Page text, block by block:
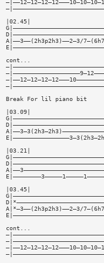
|02.45|
A|——3——(2h3p2h3)——2—3/
cont...
Break For lil piano bit
|03.09|
|03.21|
|03.45|
A|*—3——(2h3p2h3)——2—3/
cont...